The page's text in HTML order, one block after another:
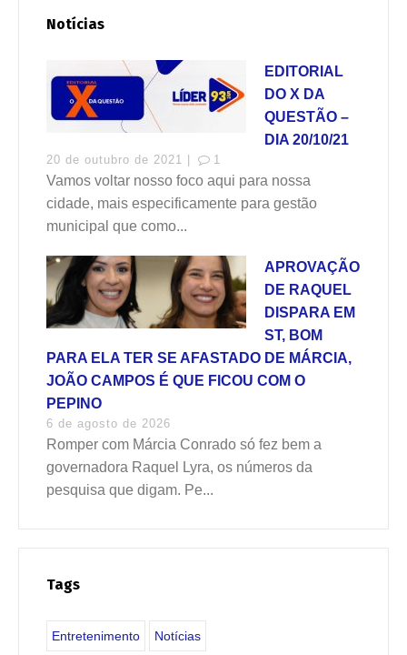
Notícias
EDITORIAL
DO X DA
QUESTÃO –
DIA 20/10/21
20 de outubro de 2021 | 1
Vamos voltar nosso foco aqui para nossa
cidade, mais especificamente para gestão
municipal que como...
APROVAÇÃO
DE RAQUEL
DISPARA EM
ST, BOM
PARA ELA TER SE AFASTADO DE MÁRCIA,
JOÃO CAMPOS É QUE FICOU COM O
PEPINO
6 de agosto de 2026
Romper com Márcia Conrado só fez bem a
governadora Raquel Lyra, os números da
pesquisa que digam. Pe...
Tags
Entretenimento Notícias